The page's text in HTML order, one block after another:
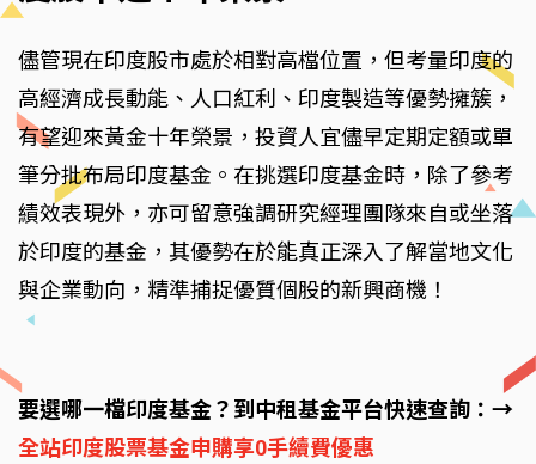
儘管現在印度股市處於相對高檔位置，但考量印度的
高經濟成長動能、人口紅利、印度製造等優勢擁簇，
有望迎來黃金十年榮景，投資人宜儘早定期定額或單
筆分批布局印度基金。在挑選印度基金時，除了參考
績效表現外，亦可留意強調研究經理團隊來自或坐落
於印度的基金，其優勢在於能真正深入了解當地文化
與企業動向，精準捕捉優質個股的新興商機！
要選哪一檔印度基金？到中租基金平台快速查詢：→
全站印度股票基金申購享0手續費優惠